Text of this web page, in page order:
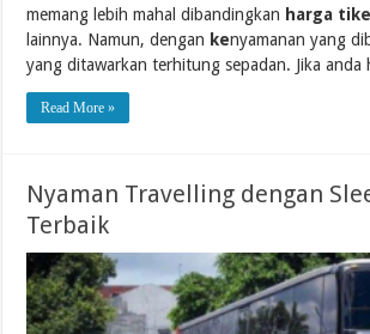
memang lebih mahal dibandingkan harga
lainnya. Namun, dengan kenyamanan yang
yang ditawarkan terhitung sepadan. Jika anda
Read More »
Nyaman Travelling dengan
Terbaik